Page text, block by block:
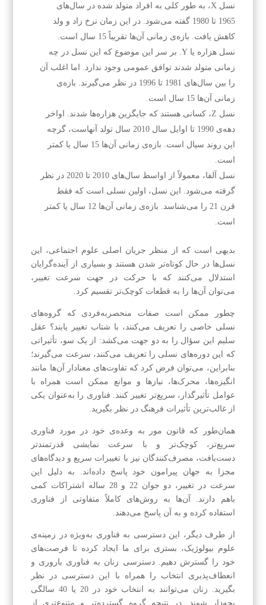
نسل X، به طور کلی به افراد متولد شده در سال‌های
1965 تا 1980 گفته می‌شود. در این زمان نرخ زاد و ولد
کاهش یافت. بازه‌ی زمانی آن‌ها تقریباً 15 سال است.
نسل هزاره یا Y. بر سر این موضوع که این نسل در چه
زمانی متولد شدند توافق عمومی وجود ندارد. اما اغلب آن
را بین سال‌های 1981 تا 1996 در نظر می‌گیرند. بازه‌ی
زمانی آن‌ها 15 سال است.
نسل Z، کسانی هستند که جایگزین هزاره‌ها شدند. اواخر
دهه‌ی 1990 تا اوایل سال 2010 سال تولد آنهاست، گرچه
این روند سیال است. بازه‌ی زمانی آن‌ها 15 سال یا کمتر
است.
نسل آلفا، معمولاً از اواسط سال‌های 2010 تا 2020 در نظر
گرفته می‌شود. این نسل، اولین نسلی است که فقط
قرن 21 را می‌شناسد. بازه‌ی زمانی آن‌ها 12 سال یا کمتر
است.
بدیهی است که از منظر جریان اصلی علوم اجتماعی، این
نسل‌ها در حال کوتاه‌تر شدن هستند و بسیاری از آینده‌گرایان
استدلال می‌کنند که با حرکت در جهت سرعت تغییر،
می‌توان آن‌ها را به قطعات کوچک‌تر تقسیم کرد.
چطور ممکن است صفات منحصربه‌فردی که گروه‌های
نسلی خاصی را تعریف می‌کنند، با شتاب تغییر یابند؟ عقل
سلیم این سؤال را به دو جهت می‌کشد: از یک سو، تأثیراتی
که این دوره‌های نسلی را تعریف می‌کنند، سرعت می‌گیرند؛
بنابراین، می‌توان فرض کرد که تفاوت‌های معنادار آن‌ها مانند
انگیزه‌ها، محرک‌ها، نیازها و موانع ممکن است همراه با
عوامل تأثیرگذار، سریع‌تر تغییر کنند. فناوری را به‌عنوان یکی
از غالب‌ترین تأثیرات فرهنگ در نظر بگیرید.
همان‌طور که قانون مور به وعده‌ی خود در مورد فناوری
سریع‌تر، کوچک‌تر و با سرعت نمایشی قدرتمندتر
دست‌یافت، مصرف‌کنندگان نیز با تغییرات سریع و دیدگاه‌های
مجزا به جهان پیرامون خود پاسخ داده‌اند. به دلیل این
سرعت در تغییر، دو جوان 22 و 28 ساله اشتراکات کمی
باهم دارند. آن‌ها به روش‌های کاملاً متفاوتی از فناوری
استفاده کرده و به آن پاسخ می‌دهند.
از طرف دیگر، این دسترسی به فناوری به‌ویژه در زمینه‌ی
علوم بیولوژیک، بستری برای ما ایجاد کرده تا فرصت‌های
خود را گسترش دهیم. دسترسی زنان به فناوری باروری و
انعطاف‌پذیری انتخاب را همراه با این دسترسی در نظر
بگیرید. زنان می‌توانند به انتخاب خود در 20 یا 40 سالگی
بچه‌دار شوند. در نتیجه گروه گسترده‌تر و متنوع‌تری از